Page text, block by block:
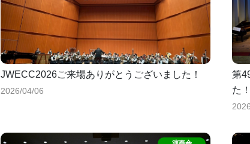
JWECC2026ご来場ありがとうございました！
2026/04/06
第
た！